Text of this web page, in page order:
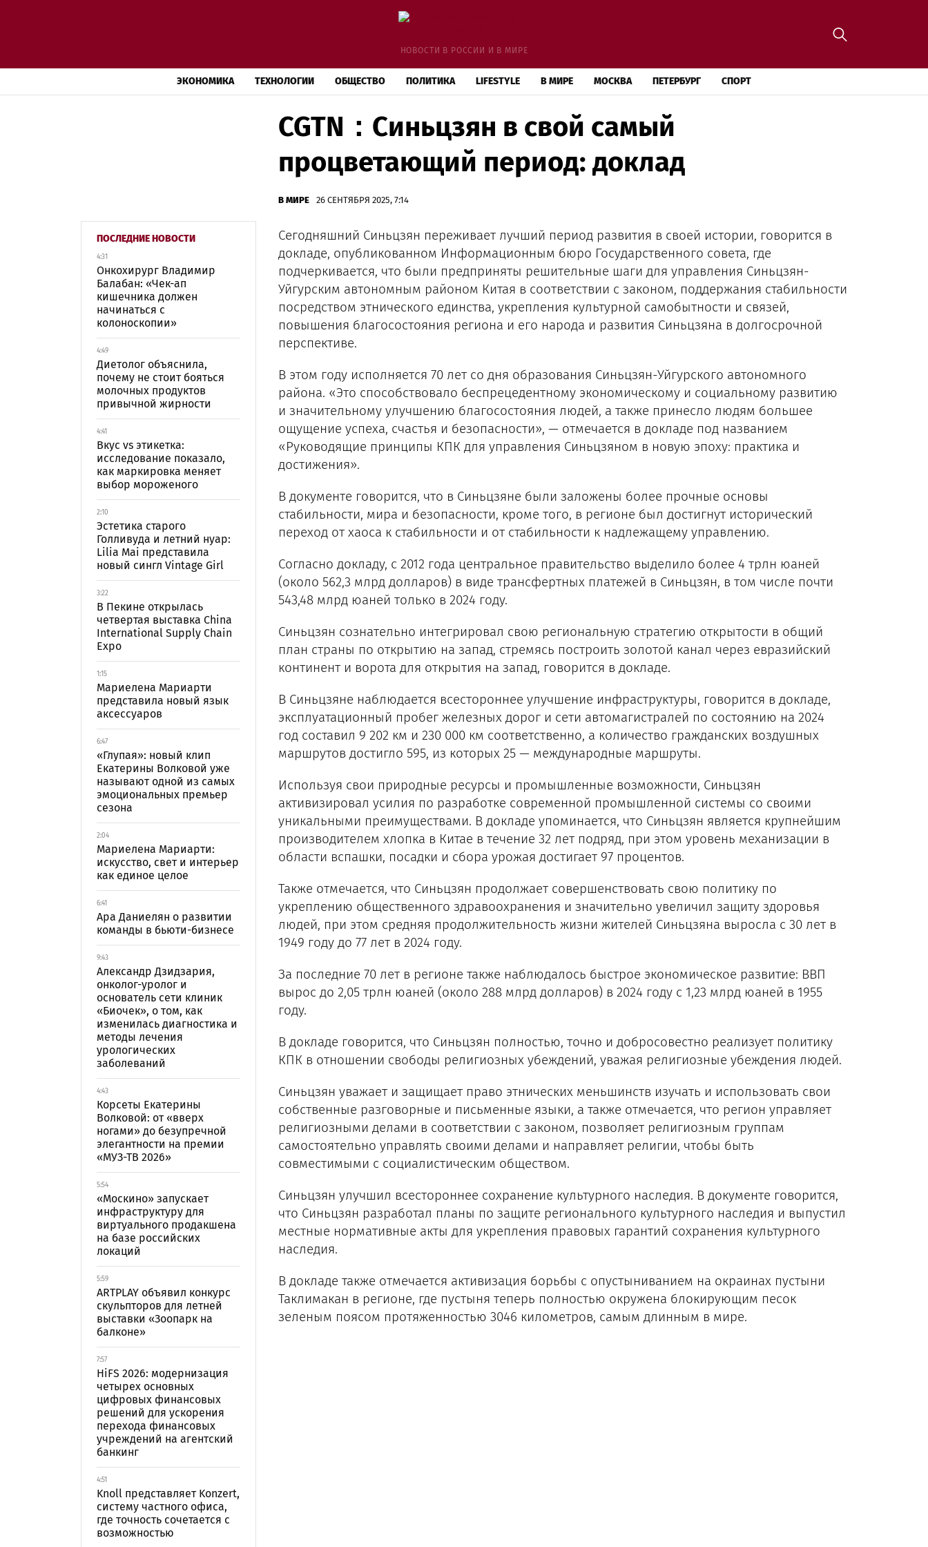
НОВОСТИ В РОССИИ И В МИРЕ
ЭКОНОМИКА ТЕХНОЛОГИИ ОБЩЕСТВО ПОЛИТИКА LIFESTYLE В МИРЕ МОСКВА ПЕТЕРБУРГ СПОРТ
CGTN：Синьцзян в свой самый
процветающий период: доклад
В МИРЕ 26 СЕНТЯБРЯ 2025, 7:14
ПОСЛЕДНИЕ НОВОСТИ
4:31
Онкохирург Владимир
Балабан: «Чек-ап
кишечника должен
начинаться с
колоноскопии»
4:49
Диетолог объяснила,
почему не стоит бояться
молочных продуктов
привычной жирности
4:41
Вкус vs этикетка:
исследование показало,
как маркировка меняет
выбор мороженого
2:10
Эстетика старого
Голливуда и летний нуар:
Lilia Mai представила
новый сингл Vintage Girl
3:22
В Пекине открылась
четвертая выставка China
International Supply Chain
Expo
1:15
Мариелена Мариарти
представила новый язык
аксессуаров
6:47
«Глупая»: новый клип
Екатерины Волковой уже
называют одной из самых
эмоциональных премьер
сезона
2:04
Мариелена Мариарти:
искусство, свет и интерьер
как единое целое
6:41
Ара Даниелян о развитии
команды в бьюти-бизнесе
9:43
Александр Дзидзария,
онколог-уролог и
основатель сети клиник
«Биочек», о том, как
изменилась диагностика и
методы лечения
урологических
заболеваний
4:43
Корсеты Екатерины
Волковой: от «вверх
ногами» до безупречной
элегантности на премии
«МУЗ-ТВ 2026»
5:54
«Москино» запускает
инфраструктуру для
виртуального продакшена
на базе российских
локаций
5:59
ARTPLAY объявил конкурс
скульпторов для летней
выставки «Зоопарк на
балконе»
7:57
HiFS 2026: модернизация
четырех основных
цифровых финансовых
решений для ускорения
перехода финансовых
учреждений на агентский
банкинг
4:51
Knoll представляет Konzert,
систему частного офиса,
где точность сочетается с
возможностью
Сегодняшний Синьцзян переживает лучший период развития в своей истории, говорится в
докладе, опубликованном Информационным бюро Государственного совета, где
подчеркивается, что были предприняты решительные шаги для управления Синьцзян-
Уйгурским автономным районом Китая в соответствии с законом, поддержания стабильности
посредством этнического единства, укрепления культурной самобытности и связей,
повышения благосостояния региона и его народа и развития Синьцзяна в долгосрочной
перспективе.
В этом году исполняется 70 лет со дня образования Синьцзян-Уйгурского автономного
района. «Это способствовало беспрецедентному экономическому и социальному развитию
и значительному улучшению благосостояния людей, а также принесло людям большее
ощущение успеха, счастья и безопасности», — отмечается в докладе под названием
«Руководящие принципы КПК для управления Синьцзяном в новую эпоху: практика и
достижения».
В документе говорится, что в Синьцзяне были заложены более прочные основы
стабильности, мира и безопасности, кроме того, в регионе был достигнут исторический
переход от хаоса к стабильности и от стабильности к надлежащему управлению.
Согласно докладу, с 2012 года центральное правительство выделило более 4 трлн юаней
(около 562,3 млрд долларов) в виде трансфертных платежей в Синьцзян, в том числе почти
543,48 млрд юаней только в 2024 году.
Синьцзян сознательно интегрировал свою региональную стратегию открытости в общий
план страны по открытию на запад, стремясь построить золотой канал через евразийский
континент и ворота для открытия на запад, говорится в докладе.
В Синьцзяне наблюдается всестороннее улучшение инфраструктуры, говорится в докладе,
эксплуатационный пробег железных дорог и сети автомагистралей по состоянию на 2024
год составил 9 202 км и 230 000 км соответственно, а количество гражданских воздушных
маршрутов достигло 595, из которых 25 — международные маршруты.
Используя свои природные ресурсы и промышленные возможности, Синьцзян
активизировал усилия по разработке современной промышленной системы со своими
уникальными преимуществами. В докладе упоминается, что Синьцзян является крупнейшим
производителем хлопка в Китае в течение 32 лет подряд, при этом уровень механизации в
области вспашки, посадки и сбора урожая достигает 97 процентов.
Также отмечается, что Синьцзян продолжает совершенствовать свою политику по
укреплению общественного здравоохранения и значительно увеличил защиту здоровья
людей, при этом средняя продолжительность жизни жителей Синьцзяна выросла с 30 лет в
1949 году до 77 лет в 2024 году.
За последние 70 лет в регионе также наблюдалось быстрое экономическое развитие: ВВП
вырос до 2,05 трлн юаней (около 288 млрд долларов) в 2024 году с 1,23 млрд юаней в 1955
году.
В докладе говорится, что Синьцзян полностью, точно и добросовестно реализует политику
КПК в отношении свободы религиозных убеждений, уважая религиозные убеждения людей.
Синьцзян уважает и защищает право этнических меньшинств изучать и использовать свои
собственные разговорные и письменные языки, а также отмечается, что регион управляет
религиозными делами в соответствии с законом, позволяет религиозным группам
самостоятельно управлять своими делами и направляет религии, чтобы быть
совместимыми с социалистическим обществом.
Синьцзян улучшил всестороннее сохранение культурного наследия. В документе говорится,
что Синьцзян разработал планы по защите регионального культурного наследия и выпустил
местные нормативные акты для укрепления правовых гарантий сохранения культурного
наследия.
В докладе также отмечается активизация борьбы с опустыниванием на окраинах пустыни
Таклимакан в регионе, где пустыня теперь полностью окружена блокирующим песок
зеленым поясом протяженностью 3046 километров, самым длинным в мире.